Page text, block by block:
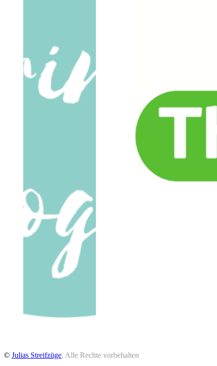
© Julias Streifzüge, Alle Rechte vorbehalten